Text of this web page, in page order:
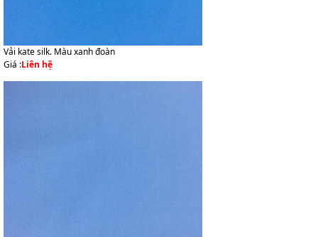
Vải kate silk. Màu xanh đoàn
Giá :Liên hệ